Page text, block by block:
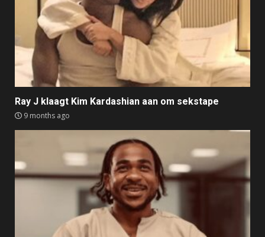
Ray J klaagt Kim Kardashian aan om sekstape
9 months ago